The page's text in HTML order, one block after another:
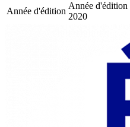
Année d'édition
Année d'édition
2020